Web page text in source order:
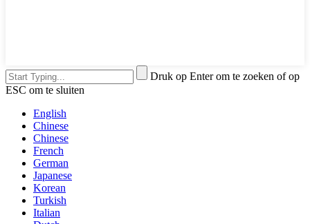
Druk op Enter om te zoeken of op
ESC om te sluiten
English
Chinese
Chinese
French
German
Japanese
Korean
Turkish
Italian